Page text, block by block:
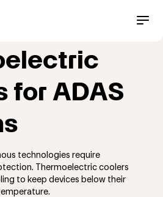
for ADAS
technologies require
Thermoelectric coolers
to keep devices below their